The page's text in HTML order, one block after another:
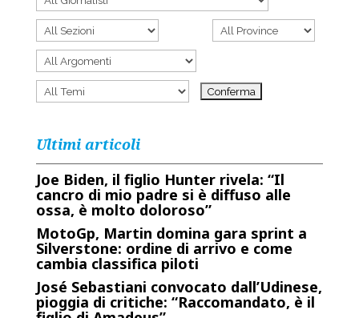
Ultimi articoli
Joe Biden, il figlio Hunter rivela: “Il
cancro di mio padre si è diffuso alle
ossa, è molto doloroso”
MotoGp, Martin domina gara sprint a
Silverstone: ordine di arrivo e come
cambia classifica piloti
José Sebastiani convocato dall’Udinese,
pioggia di critiche: “Raccomandato, è il